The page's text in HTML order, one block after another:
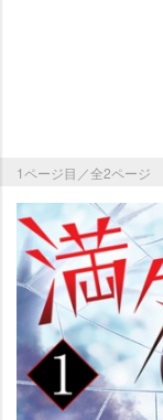
1ページ目／全2ページ